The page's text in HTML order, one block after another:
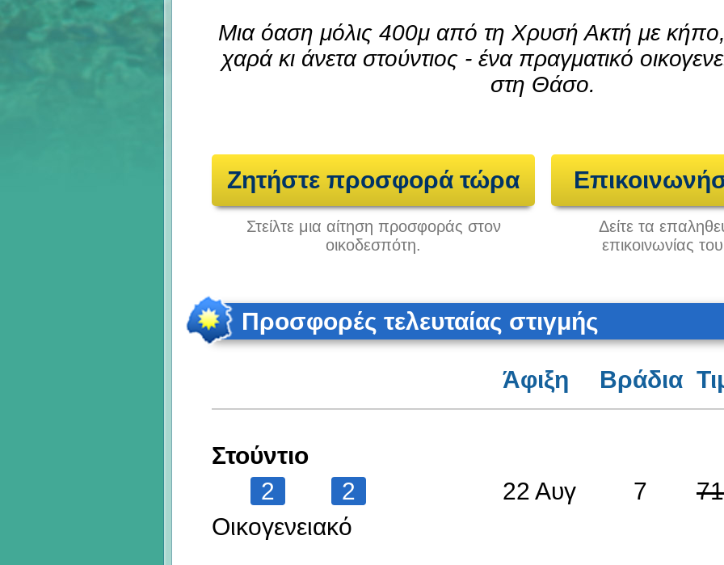
Μια όαση μόλις 400μ από τη Χρυσή Ακτή με
χαρά κι άνετα στούντιος - ένα πραγματικό
στη Θάσο.
Ζητήστε προσφορά τώρα
Στείλτε μια αίτηση προσφοράς στον
οικοδεσπότη.
Δείτε τα
επικοινωνίας
Προσφορές τελευταίας στιγμής
Άφιξη Βράδια
Στούντιο
2
2
Οικογενειακό
22 Αυγ 7